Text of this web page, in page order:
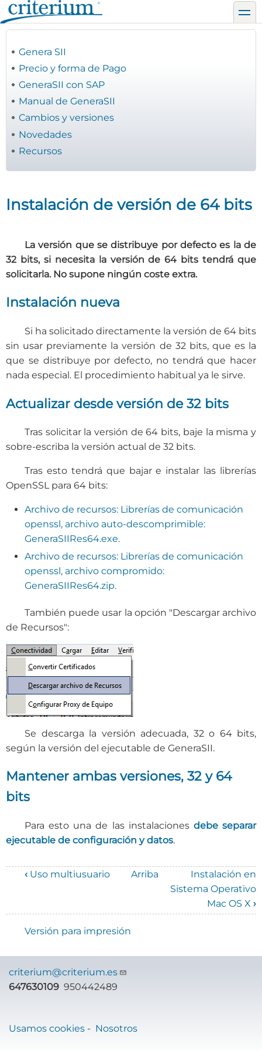
Pasar
al
principal
Genera SII
Precio y forma de Pago
GeneraSII con SAP
Manual de GeneraSII
Cambios y versiones
Novedades
Recursos
Instalación de versión de 64 bits
La versión que se distribuye por defecto es la de
32 bits, si necesita la versión de 64 bits tendrá que
solicitarla. No supone ningún coste extra.
Instalación nueva
Si ha solicitado directamente la versión de 64 bits
sin usar previamente la versión de 32 bits, que es la
que se distribuye por defecto, no tendrá que hacer
nada especial. El procedimiento habitual ya le sirve.
Actualizar desde versión de 32 bits
Tras solicitar la versión de 64 bits, baje la misma y
sobre-escriba la versión actual de 32 bits.
Tras esto tendrá que bajar e instalar las librerías
OpenSSL para 64 bits:
Archivo de recursos: Librerías de comunicación
openssl, archivo auto-descomprimible:
GeneraSIIRes64.exe.
Archivo de recursos: Librerías de comunicación
openssl, archivo compromido:
GeneraSIIRes64.zip.
También puede usar la opción "Descargar archivo
de Recursos":
Se descarga la versión adecuada, 32 o 64 bits,
según la versión del ejecutable de GeneraSII.
Mantener ambas versiones, 32 y 64
bits
Para esto una de las instalaciones debe separar
ejecutable de configuración y datos.
para
Manual
GeneraSII
‹ Uso multiusuario Arriba
Instalación en
Sistema Operativo
Mac OS X ›
Versión para impresión
criterium@criterium.es
647630109 950442489
Usamos cookies - Nosotros